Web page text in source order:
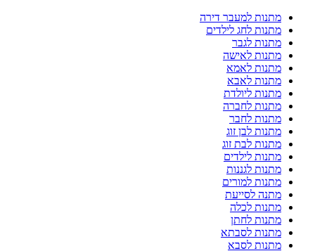
מתנות למעבר דירה
מתנות לחג לילדים
מתנות לגבר
מתנות לאישה
מתנות לאמא
מתנות לאבא
מתנות ליולדת
מתנות לחברה
מתנות לחבר
מתנות לבן זוג
מתנות לבת זוג
מתנות לילדים
מתנות לגננות
מתנות למורים
מתנה לסייעת
מתנות לכלה
מתנות לחתן
מתנות לסבתא
מתנות לסבא